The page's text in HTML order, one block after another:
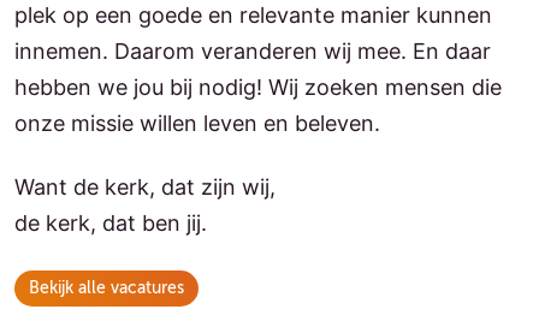
plek op een goede en relevante manier kunnen
innemen. Daarom veranderen wij mee. En daar
hebben we jou bij nodig! Wij zoeken mensen die
onze missie willen leven en beleven.
Want de kerk, dat zijn wij,
de kerk, dat ben jij.
Bekijk alle vacatures